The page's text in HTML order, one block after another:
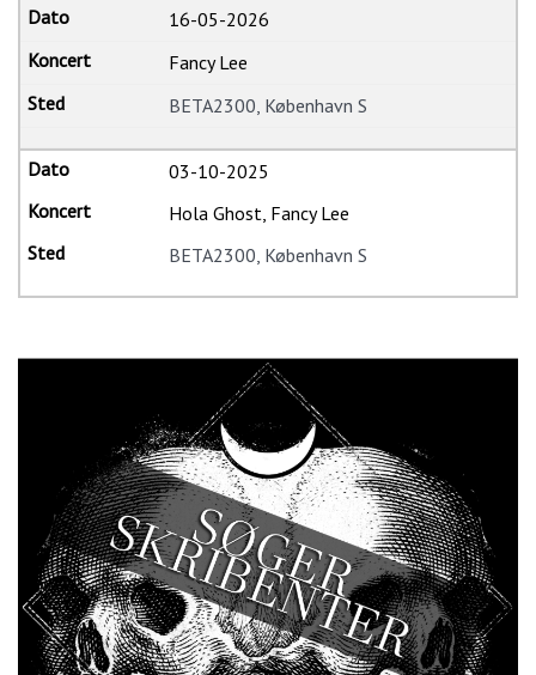
16-05-2026
Fancy Lee
BETA2300, København S
03-10-2025
Hola Ghost, Fancy Lee
BETA2300, København S